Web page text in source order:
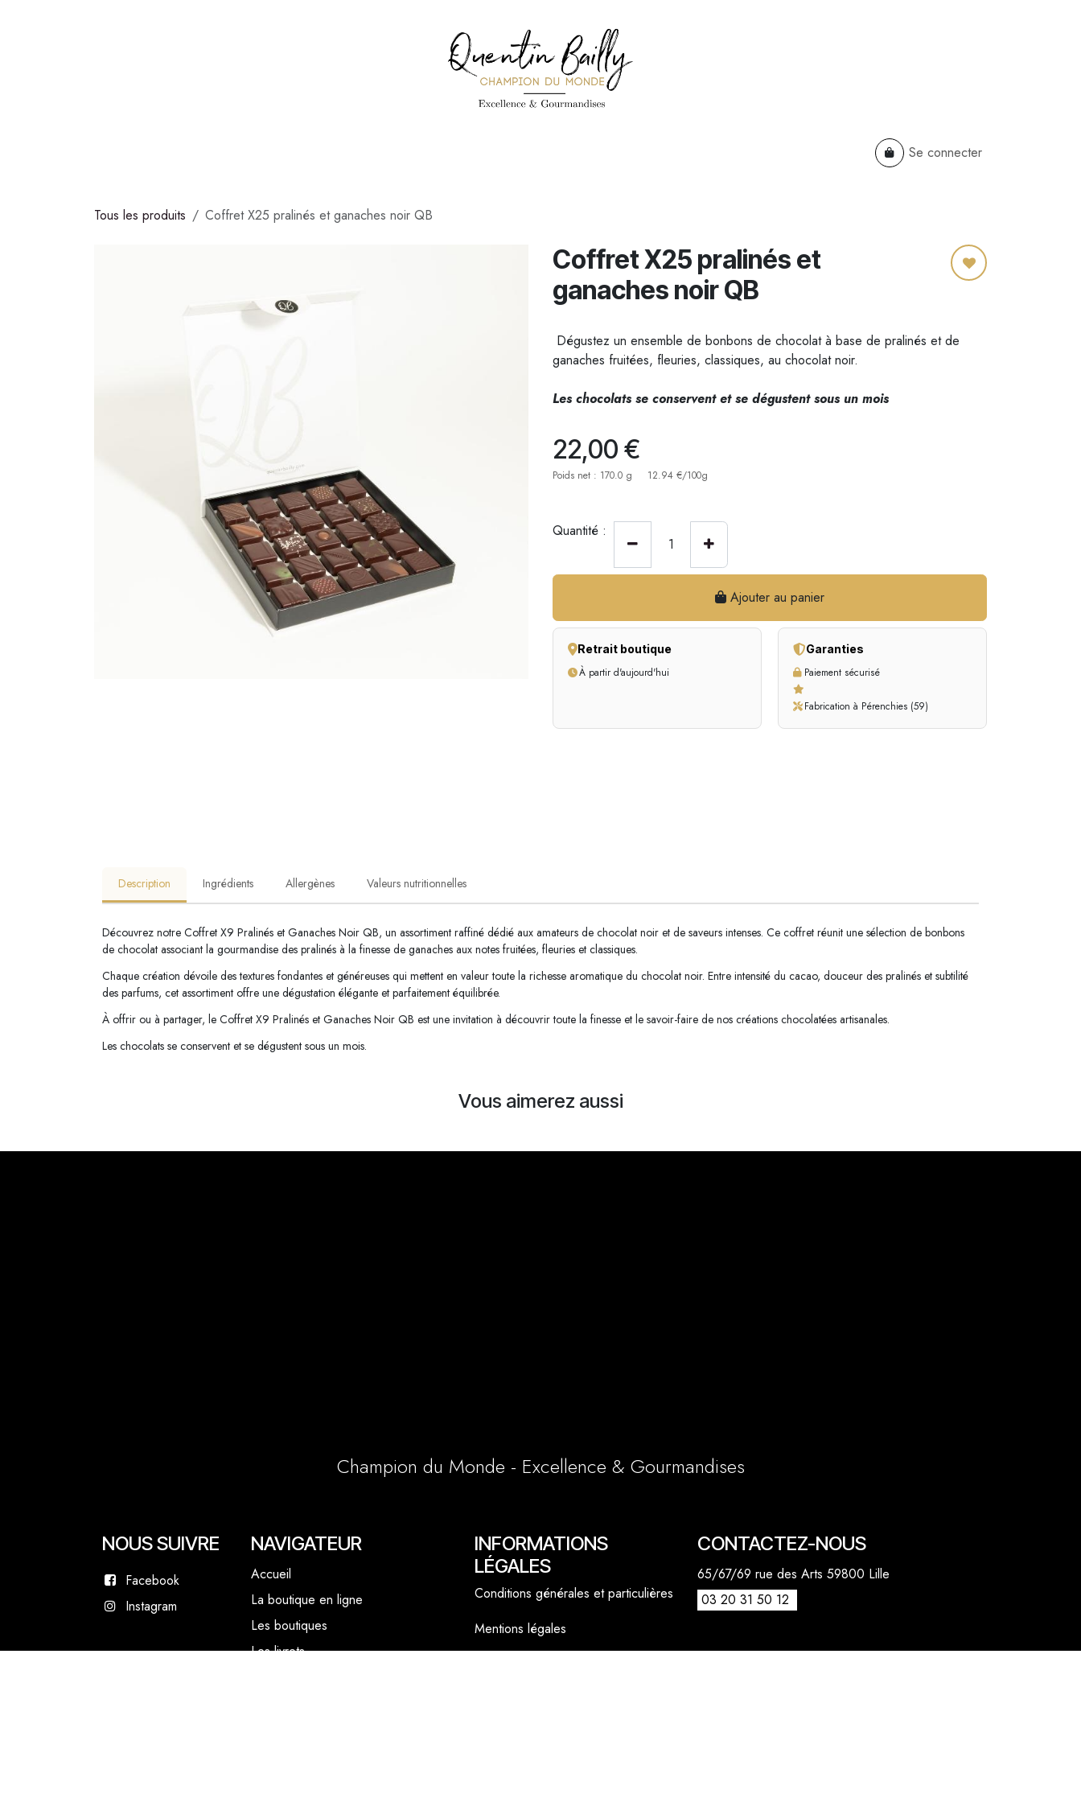
B2B Se connecter
Tous les produits Coffret X25 pralinés et ganaches noir QB
Coffret X25 pralinés et
ganaches noir QB
Dégustez un ensemble de bonbons de chocolat à base de pralinés et de
ganaches fruitées, fleuries, classiques, au chocolat noir.
Les chocolats se conservent et se dégustent sous un mois
22,00 €
Poids net : 170.0 g 12.94 €/100g
Quantité :
Ajouter au panier
Retrait boutique
À partir d'aujourd'hui
Garanties
Paiement sécurisé
Fabrication à Pérenchies (59)
Description Ingrédients Allergènes Valeurs nutritionnelles
Découvrez notre Coffret X9 Pralinés et Ganaches Noir QB, un assortiment raffiné dédié aux amateurs de chocolat noir et de saveurs intenses. Ce coffret réunit une sélection de bonbons
de chocolat associant la gourmandise des pralinés à la finesse de ganaches aux notes fruitées, fleuries et classiques.
Chaque création dévoile des textures fondantes et généreuses qui mettent en valeur toute la richesse aromatique du chocolat noir. Entre intensité du cacao, douceur des pralinés et subtilité
des parfums, cet assortiment offre une dégustation élégante et parfaitement équilibrée.
À offrir ou à partager, le Coffret X9 Pralinés et Ganaches Noir QB est une invitation à découvrir toute la finesse et le savoir-faire de nos créations chocolatées artisanales.
Les chocolats se conservent et se dégustent sous un mois.
Vous aimerez aussi
CONTACTEZ-NOUS
65/67/69 rue des Arts 59800 Lille
03 20 31 50 12
NOUS SUIVRE
Facebook
Instagram
Champion du Monde - Excellence & Gourmandises
INFORMATIONS
LÉGALES
Conditions générales et particulières
Mentions légales
NAVIGATEUR
Accueil
La boutique en ligne
Les boutiques
Les livrets